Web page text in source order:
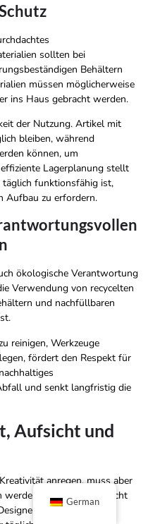
sollten bei
Behältern
müssen möglicherweise
ins Haus gebracht werden.
der Nutzung. Artikel mit
bleiben, während
können, um
Lagerplanung stellt
funktionsfähig ist,
Aufbau zu erfordern.
ökologische Verantwortung
Verwendung von recycelten
und nachfüllbaren
reinigen, Werkzeuge
fördert den Respekt für
und senkt langfristig die
Aufsicht und
anregen, muss aber
werden. Sicherheit, Aufsicht
German